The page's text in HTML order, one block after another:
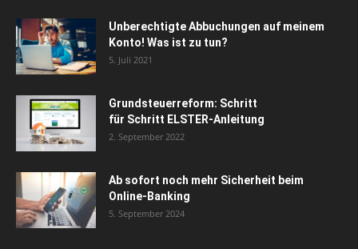
Unberechtigte Abbuchungen auf meinem
Konto! Was ist zu tun?
5. Juli 2021
Grundsteuerreform: Schritt
für Schritt ELSTER-Anleitung
2. September 2022
Ab sofort noch mehr Sicherheit beim
Online-Banking
5. September 2024